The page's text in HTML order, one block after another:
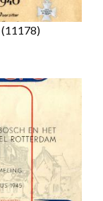
(11178)